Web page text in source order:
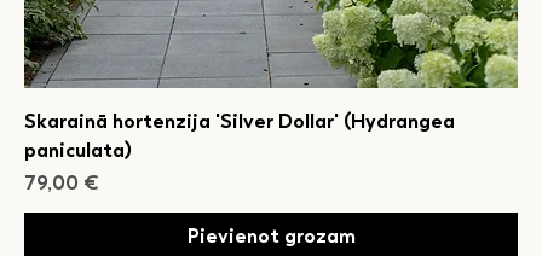
Skarainā hortenzija 'Silver Dollar' (Hydrangea
paniculata)
Cena
79,00 €
Pievienot grozam